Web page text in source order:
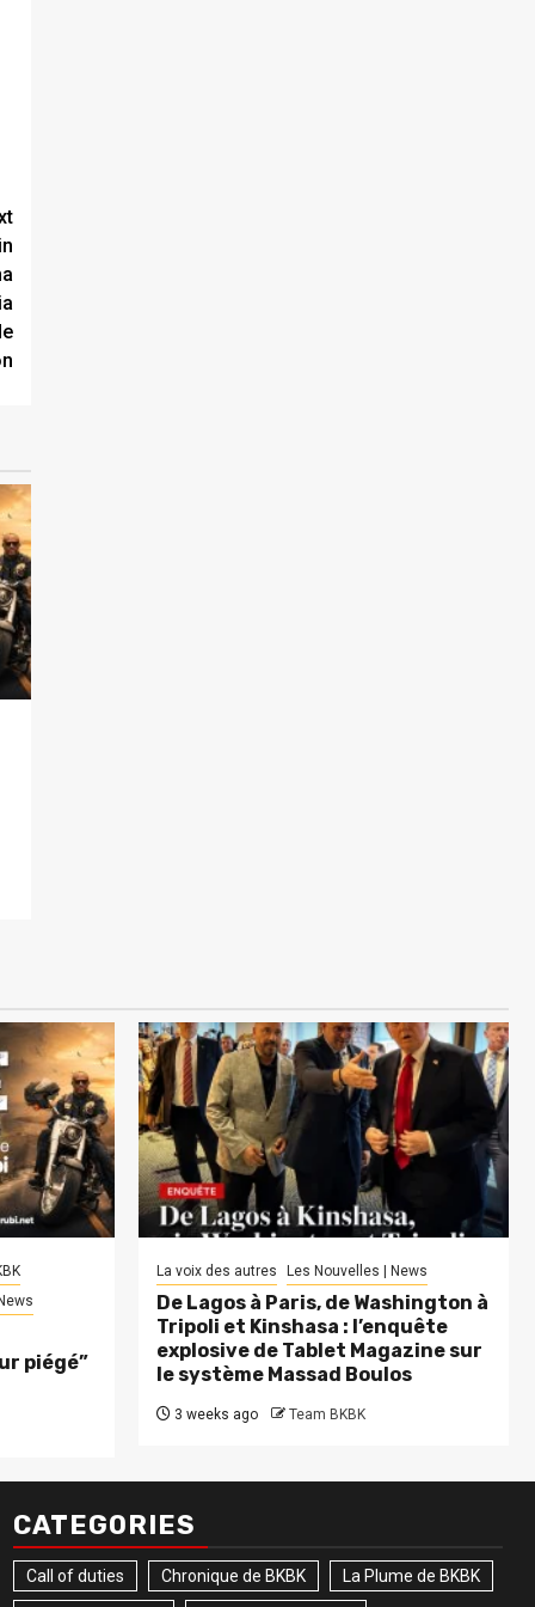
piégé”
La voix des autres Les Nouvelles | News
De Lagos à Paris, de Washington à
Tripoli et Kinshasa : l’enquête
explosive de Tablet Magazine sur
le système Massad Boulos
3 weeks ago Team BKBK
CATEGORIES
Call of duties Chronique de BKBK La Plume de BKBK